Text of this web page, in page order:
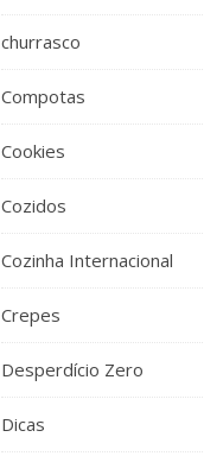
churrasco
Compotas
Cookies
Cozidos
Cozinha Internacional
Crepes
Desperdício Zero
Dicas